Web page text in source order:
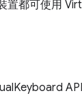
都可使用